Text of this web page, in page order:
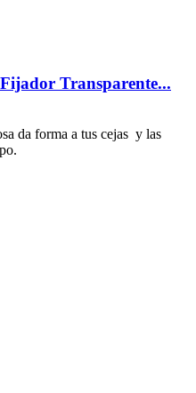
Transparente...
da forma a tus cejas y las